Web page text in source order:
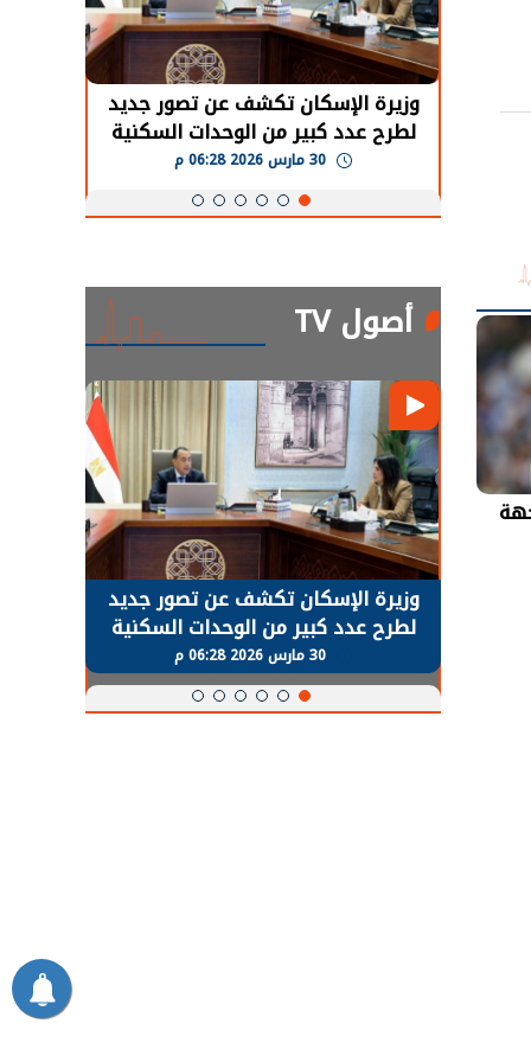
دولي وزيرة الإسكان تكشف عن تصور جديد
لطرح عدد كبير من الوحدات السكنية
بنظام الإيجار
أصول TV
وزيرة الإسكان تكشف عن تصور جديد
لطرح عدد كبير من الوحدات السكنية
بنظام الإيجار